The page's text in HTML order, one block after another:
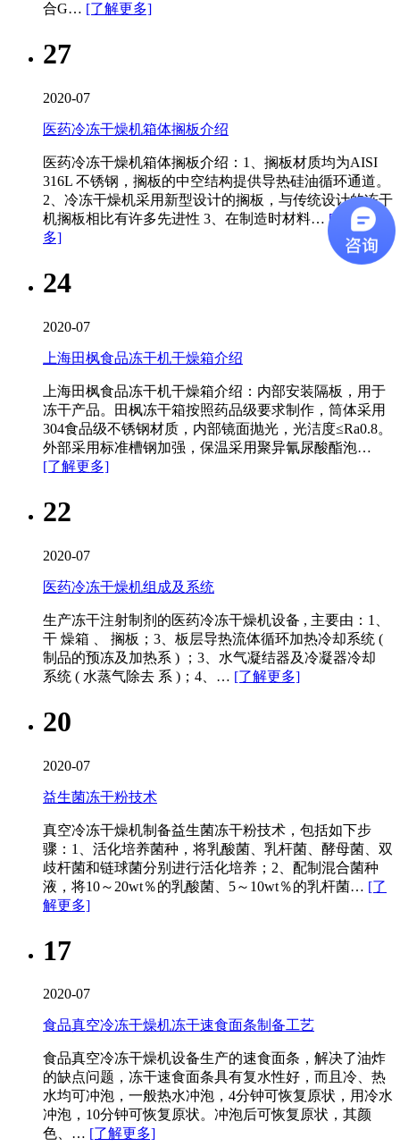
合G… [了解更多]
27
2020-07
医药冷冻干燥机箱体搁板介绍
医药冷冻干燥机​箱体搁板介绍：1、搁板材质均为AISI
316L 不锈钢，搁板的中空结构提供导热硅油循环通道。
2、冷冻干燥机采用新型设计的搁板，与传统设计的冻干
机搁板相比有许多先进性 3、在制造时材料… [了解更
多]
24
2020-07
上海田枫食品冻干机干燥箱介绍
上海田枫食品冻干机​干燥箱介绍：内部安装隔板，用于
冻干产品。田枫冻干箱按照药品级要求制作，筒体采用
304食品级不锈钢材质，内部镜面抛光，光洁度≤Ra0.8。
外部采用标准槽钢加强，保温采用聚异氰尿酸酯泡…
[了解更多]
22
2020-07
医药冷冻干燥机组成及系统
生产冻干注射制剂的医药冷冻干燥机设备 , 主要由：1、
干 燥箱 、 搁板；3、板层导热流体循环加热冷却系统 (
制品的预冻及加热系 ) ；3、水气凝结器及冷凝器冷却
系统 ( 水蒸气除去 系 )；4、… [了解更多]
20
2020-07
益生菌冻干粉技术
真空冷冻干燥机​制备益生菌冻干粉技术，包括如下步
骤：1、活化培养菌种，将乳酸菌、乳杆菌、酵母菌、双
歧杆菌和链球菌分别进行活化培养；2、配制混合菌种
液，将10～20wt％的乳酸菌、5～10wt％的乳杆菌… [了
解更多]
17
2020-07
食品真空冷冻干燥机冻干速食面条制备工艺
食品真空冷冻干燥机​设备生产的速食面条，解决了油炸
的缺点问题，冻干速食面条具有复水性好，而且冷、热
水均可冲泡，一般热水冲泡，4分钟可恢复原状，用冷水
冲泡，10分钟可恢复原状。冲泡后可恢复原状，其颜
色、… [了解更多]